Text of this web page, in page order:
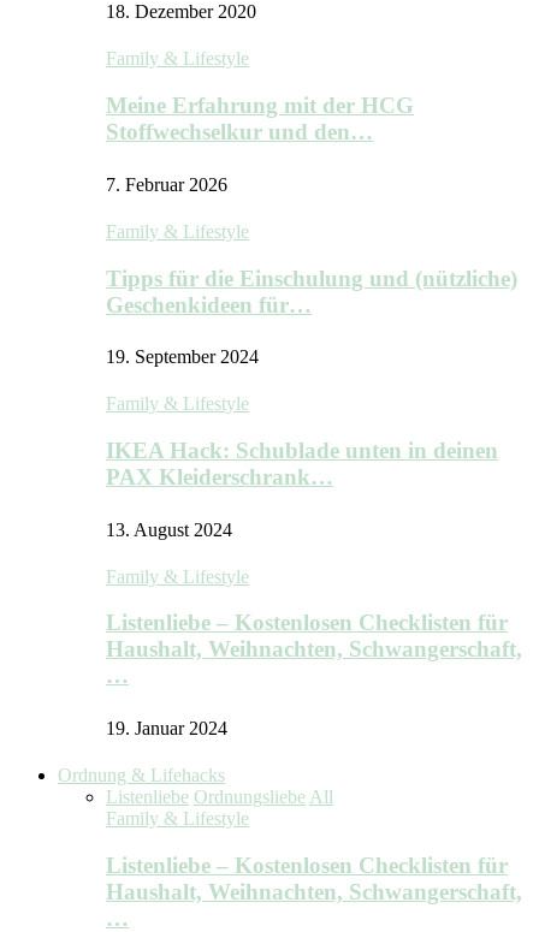
18. Dezember 2020
Family & Lifestyle
Meine Erfahrung mit der HCG
Stoffwechselkur und den…
7. Februar 2026
Family & Lifestyle
Tipps für die Einschulung und (nützliche)
Geschenkideen für…
19. September 2024
Family & Lifestyle
IKEA Hack: Schublade unten in deinen
PAX Kleiderschrank…
13. August 2024
Family & Lifestyle
Listenliebe – Kostenlosen Checklisten für
Haushalt, Weihnachten, Schwangerschaft,
…
19. Januar 2024
Ordnung & Lifehacks
Listenliebe Ordnungsliebe All
Family & Lifestyle
Listenliebe – Kostenlosen Checklisten für
Haushalt, Weihnachten, Schwangerschaft,
…